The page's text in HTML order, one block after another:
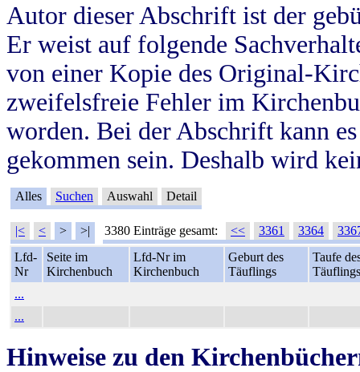
Autor dieser Abschrift ist der
Er weist auf folgende
von einer Kopie des Original-
zweifelsfreie Fehler im
worden. Bei der Abschrift kann
gekommen sein. Deshalb wird
Alles Suchen Auswahl Detail
|< < > >| 3380 Einträge gesamt: << 3361 3364
Lfd-
Nr
Seite im
Kirchenbuch
Lfd-Nr im
Kirchenbuch
Geburt des
Täuflings
Taufe
Täuflings
...
...
Hinweise zu den